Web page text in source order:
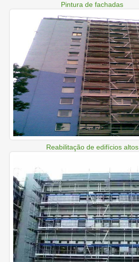
Pintura de fachadas
Reabilitação de edifícios altos